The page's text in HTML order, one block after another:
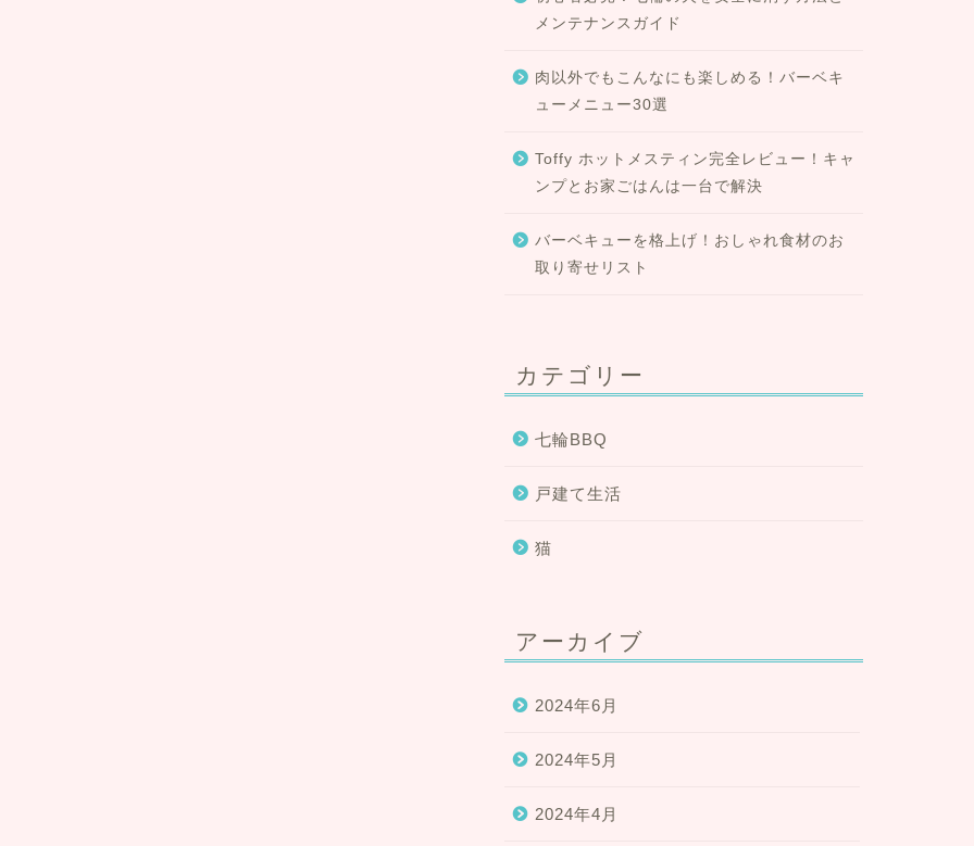
メンテナンスガイド
肉以外でもこんなにも楽しめる！バーベキ
ューメニュー30選
Toffy ホットメスティン完全レビュー！キャ
ンプとお家ごはんは一台で解決
バーベキューを格上げ！おしゃれ食材のお
取り寄せリスト
カテゴリー
七輪BBQ
戸建て生活
猫
アーカイブ
2024年6月
2024年5月
2024年4月